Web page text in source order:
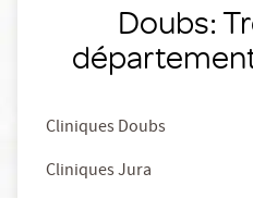
Doubs:
Cliniques Doubs
Cliniques Jura